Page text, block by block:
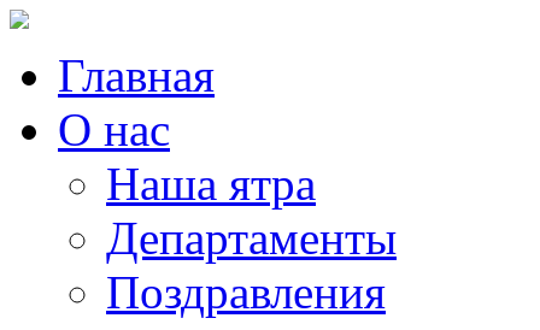
Главная
О нас
Наша ятра
Департаменты
Поздравления